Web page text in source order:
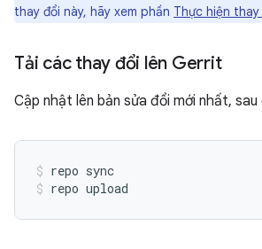
thay đổi này, hãy xem phần Thực hiện thay
Tải các thay đổi lên Gerrit
Cập nhật lên bản sửa đổi mới nhất,
repo sync
repo upload